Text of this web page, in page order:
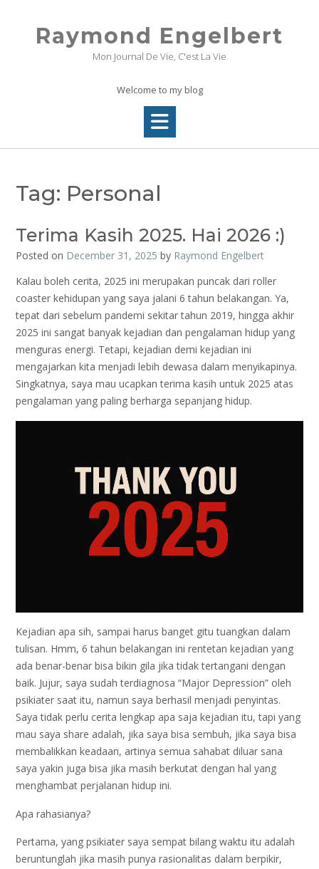
Raymond Engelbert
Mon Journal De Vie, C'est La Vie
Welcome to my blog
Tag: Personal
Terima Kasih 2025. Hai 2026 :)
Posted on December 31, 2025 by Raymond Engelbert
Kalau boleh cerita, 2025 ini merupakan puncak dari roller
coaster kehidupan yang saya jalani 6 tahun belakangan. Ya,
tepat dari sebelum pandemi sekitar tahun 2019, hingga akhir
2025 ini sangat banyak kejadian dan pengalaman hidup yang
menguras energi. Tetapi, kejadian demi kejadian ini
mengajarkan kita menjadi lebih dewasa dalam menyikapinya.
Singkatnya, saya mau ucapkan terima kasih untuk 2025 atas
pengalaman yang paling berharga sepanjang hidup.
Kejadian apa sih, sampai harus banget gitu tuangkan dalam
tulisan. Hmm, 6 tahun belakangan ini rentetan kejadian yang
ada benar-benar bisa bikin gila jika tidak tertangani dengan
baik. Jujur, saya sudah terdiagnosa “Major Depression” oleh
psikiater saat itu, namun saya berhasil menjadi penyintas.
Saya tidak perlu cerita lengkap apa saja kejadian itu, tapi yang
mau saya share adalah, jika saya bisa sembuh, jika saya bisa
membalikkan keadaan, artinya semua sahabat diluar sana
saya yakin juga bisa jika masih berkutat dengan hal yang
menghambat perjalanan hidup ini.
Apa rahasianya?
Pertama, yang psikiater saya sempat bilang waktu itu adalah
beruntunglah jika masih punya rasionalitas dalam berpikir,